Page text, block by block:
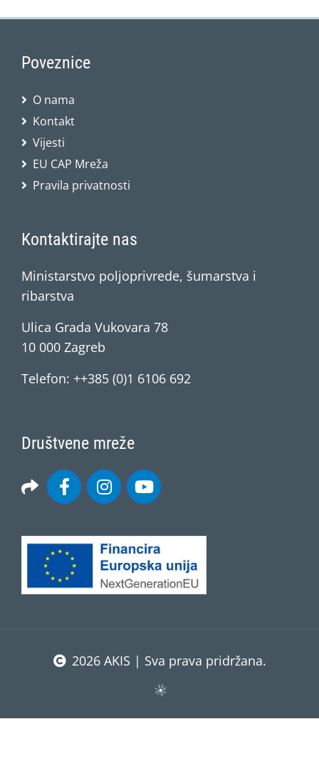
Poveznice
O nama
Kontakt
Vijesti
EU CAP Mreža
Pravila privatnosti
Kontaktirajte nas
Ministarstvo poljoprivrede, šumarstva i
ribarstva
Ulica Grada Vukovara 78
10 000 Zagreb
Telefon: ++385 (0)1 6106 692
Društvene mreže
2026 AKIS | Sva prava pridržana.